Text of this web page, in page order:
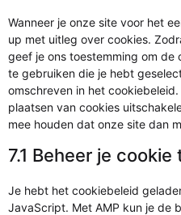
Wanneer je onze site voor het
up met uitleg over cookies.
geef je ons toestemming om de
te gebruiken die je hebt
omschreven in het
plaatsen van cookies
mee houden dat onze site dan
7.1 Beheer je
Je hebt het cookiebeleid
JavaScript. Met AMP kun je de